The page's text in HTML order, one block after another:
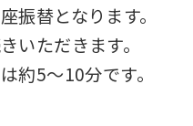
振替となります。
いただきます。
約5～10分です。